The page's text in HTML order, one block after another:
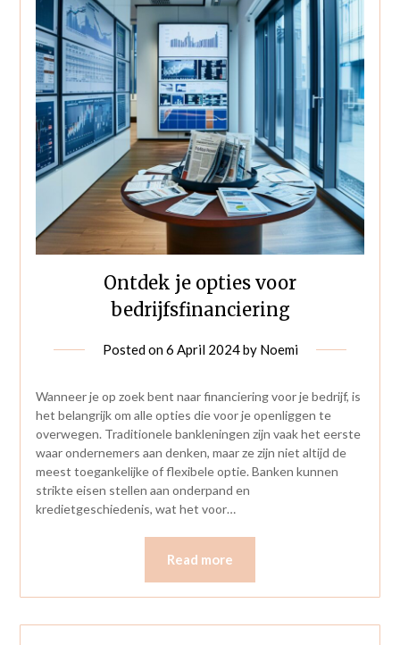
Ontdek je opties voor
bedrijfsfinanciering
Posted on6 April 2024by Noemi
Wanneer je op zoek bent naar financiering voor je bedrijf, is
het belangrijk om alle opties die voor je openliggen te
overwegen. Traditionele bankleningen zijn vaak het eerste
waar ondernemers aan denken, maar ze zijn niet altijd de
meest toegankelijke of flexibele optie. Banken kunnen
strikte eisen stellen aan onderpand en
kredietgeschiedenis, wat het voor…
Read more